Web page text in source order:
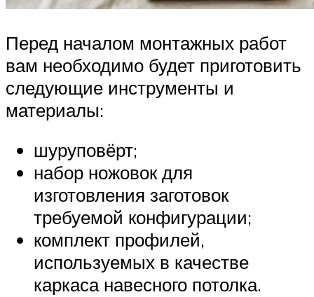
Перед началом монтажных работ
вам необходимо будет приготовить
следующие инструменты и
материалы:
шуруповёрт;
набор ножовок для
изготовления заготовок
требуемой конфигурации;
комплект профилей,
используемых в качестве
каркаса навесного потолка.